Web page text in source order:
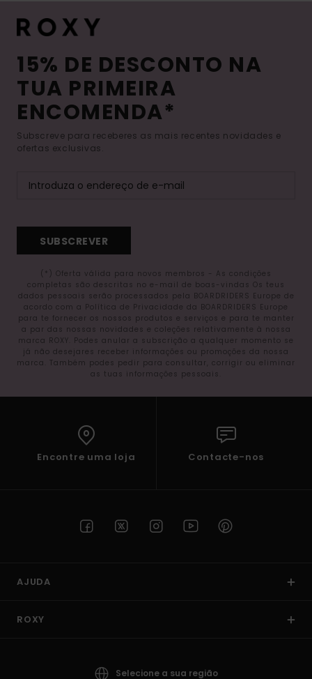
15% DE DESCONTO NA
TUA PRIMEIRA
ENCOMENDA*
Subscreve para receberes as mais recentes novidades e
ofertas exclusivas.
SUBSCREVER
(*) Oferta válida para novos membros - As condições
completas são descritas no e-mail de boas-vindas Os teus
dados pessoais serão processados pela BOARDRIDERS Europe de
acordo com a Política de Privacidade da BOARDRIDERS Europe
para te fornecer os nossos produtos e serviços e para te manter
a par das nossas novidades e coleções relativamente à nossa
marca ROXY. Podes anular a subscrição a qualquer momento se
já não desejares receber informações ou promoções da nossa
marca. Também podes pedir para consultar, corrigir ou eliminar
as tuas informações pessoais.
Encontre uma loja Contacte-nos
AJUDA
ROXY
Selecione a sua região